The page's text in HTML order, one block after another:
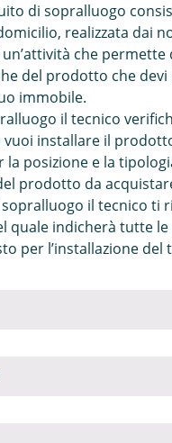
di sopralluogo
realizzata dai
un’attività che permette
del prodotto che devi
immobile.
il tecnico
installare il
la posizione e la
prodotto da
il tecnico ti
quale indicherà tutte
per l’installazione del